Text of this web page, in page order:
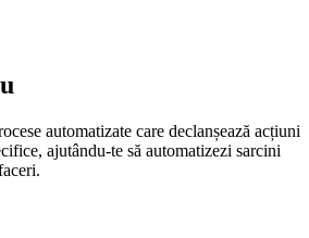
automatizate care declanșează acțiuni
ajutându-te să automatizezi sarcini